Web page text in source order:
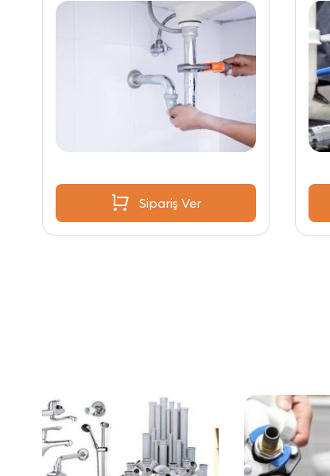
Sipariş Ver